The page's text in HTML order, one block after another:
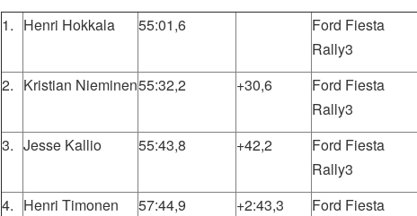
1. Henri Hokkala 55:01,6
Ford Fiesta
Rally3
2. Kristian Nieminen55:32,2 +30,6
Ford Fiesta
Rally3
3. Jesse Kallio 55:43,8 +42,2
Ford Fiesta
Rally3
4. Henri Timonen 57:44,9 +2:43,3
Ford Fiesta